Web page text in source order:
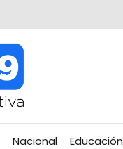
Nacional Educación